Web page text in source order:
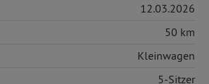
12.03.2026
50 km
Kleinwagen
5-Sitzer